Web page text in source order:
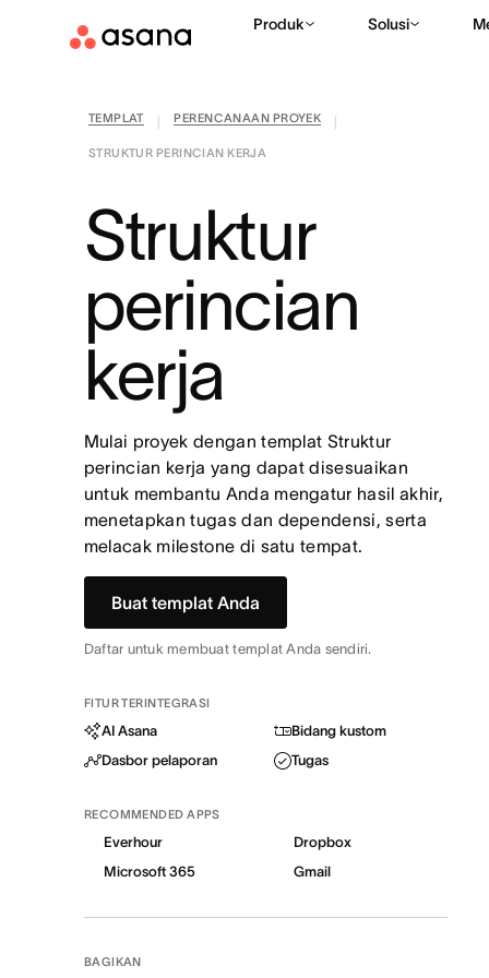
Produk Solusi
TEMPLAT PERENCANAAN PROYEK
STRUKTUR PERINCIAN KERJA
Struktur
perincian
kerja
Mulai proyek dengan templat Struktur
perincian kerja yang dapat disesuaikan
untuk membantu Anda mengatur hasil akhir,
menetapkan tugas dan dependensi, serta
melacak milestone di satu tempat.
Buat templat Anda
Daftar untuk membuat templat Anda sendiri.
FITUR TERINTEGRASI
AI Asana
Bidang kustom
Dasbor pelaporan
Tugas
RECOMMENDED APPS
Everhour
Dropbox
Microsoft 365
Gmail
BAGIKAN